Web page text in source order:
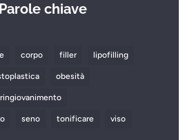
Parole chiave
corpo filler lipofilling
obesità
ringiovanimento
seno tonificare viso